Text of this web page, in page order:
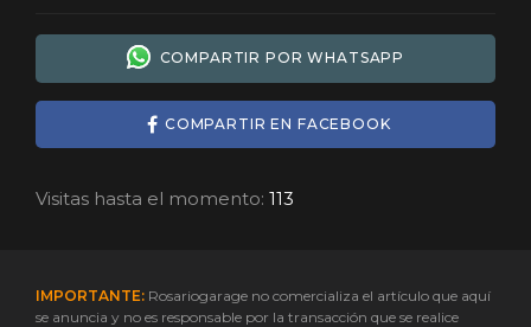
COMPARTIR POR WHATSAPP
COMPARTIR EN FACEBOOK
Visitas hasta el momento: 113
IMPORTANTE: Rosariogarage no comercializa el artículo que aquí
se anuncia y no es responsable por la transacción que se realice